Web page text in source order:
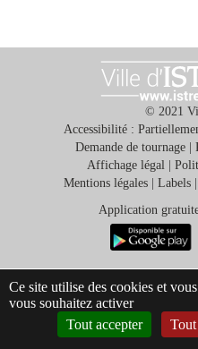
mairie
Mes
démarches
Ma
ville
Culture
© 2021
Accessibilité :
Demande de tournage|
Affichage légal |
Mentions légales | Labels |
Application
Ce site utilise des cookies et
vous souhaitez activer
Tout accepter